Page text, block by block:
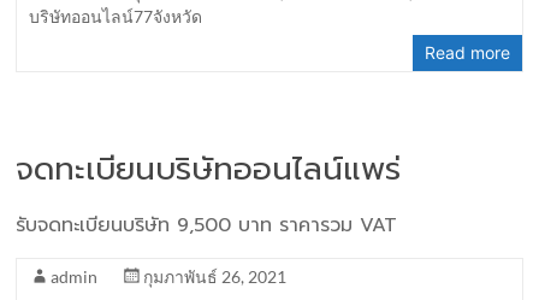
บริษัทออนไลน์77จังหวัด
Read more
จดทะเบียนบริษัทออนไลน์แพร่
รับจดทะเบียนบริษัท 9,500 บาท ราคารวม VAT
admin
กุมภาพันธ์ 26, 2021